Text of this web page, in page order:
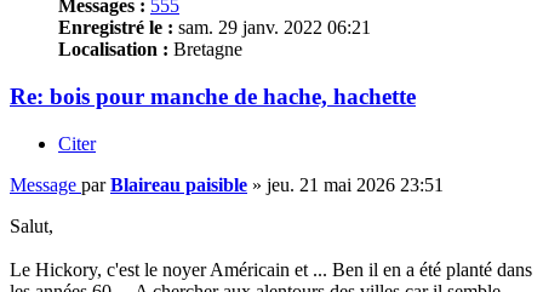
Messages : 555
Enregistré le : sam. 29 janv. 2022 06:21
Localisation : Bretagne
Re: bois pour manche de hache, hachette
Citer
Message parBlaireau paisible » jeu. 21 mai 2026 23:51
Salut,
Le Hickory, c'est le noyer Américain et ... Ben il en a été planté dans